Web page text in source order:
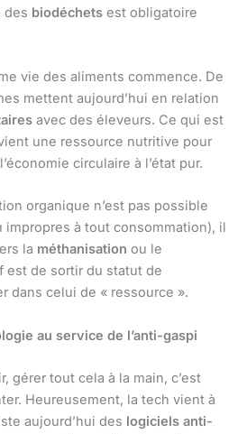
des biodéchets est obligatoire
vie des aliments commence. De
mettent aujourd’hui en relation
avec des éleveurs. Ce qui est
une ressource nutritive pour
circulaire à l’état pur.
organique n’est pas possible
impropres à tout consommation), il
la méthanisation ou le
est de sortir du statut de
dans celui de « ressource ».
au service de l’anti-gaspi
gérer tout cela à la main, c’est
Heureusement, la tech vient à
aujourd’hui des logiciels anti-